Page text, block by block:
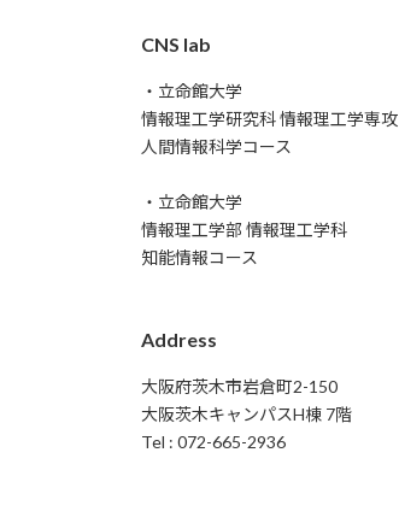
CNS lab
・立命館大学
情報理工学研究科 情報理工学専攻
人間情報科学コース
・立命館大学
情報理工学部 情報理工学科
知能情報コース
Address
大阪府茨木市岩倉町2-150
大阪茨木キャンパスH棟 7階
Tel : 072-665-2936